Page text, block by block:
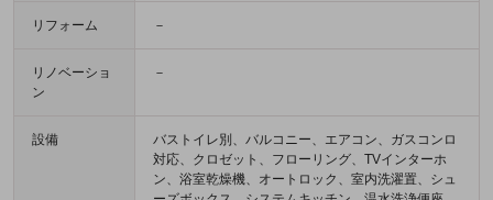
リフォーム －
リノベーショ
ン
－
設備
バストイレ別、バルコニー、エアコン、ガスコンロ
対応、クロゼット、フローリング、TVインターホ
ン、浴室乾燥機、オートロック、室内洗濯置、シュ